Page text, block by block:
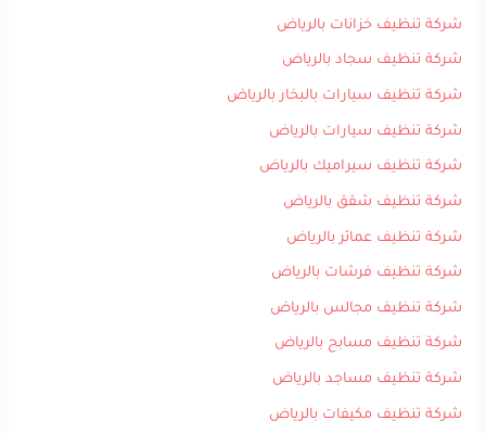
شركة تنظيف خزانات بالرياض
شركة تنظيف سجاد بالرياض
شركة تنظيف سيارات بالبخار بالرياض
شركة تنظيف سيارات بالرياض
شركة تنظيف سيراميك بالرياض
شركة تنظيف شقق بالرياض
شركة تنظيف عمائر بالرياض
شركة تنظيف فرشات بالرياض
شركة تنظيف مجالس بالرياض
شركة تنظيف مسابح بالرياض
شركة تنظيف مساجد بالرياض
شركة تنظيف مكيفات بالرياض